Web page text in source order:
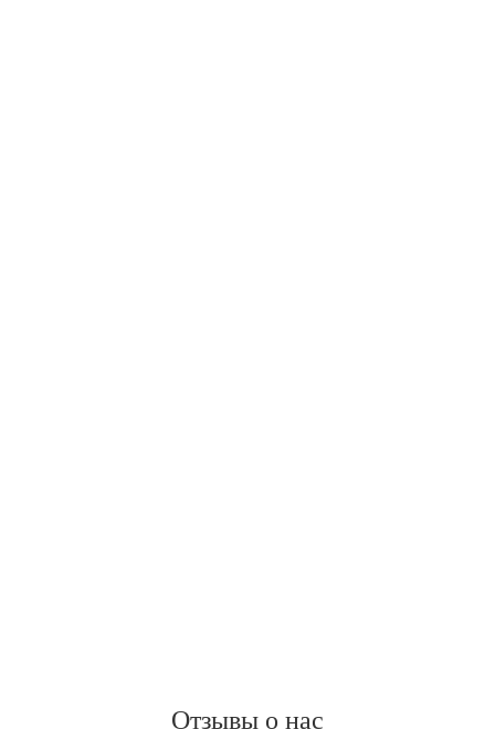
Отзывы о нас